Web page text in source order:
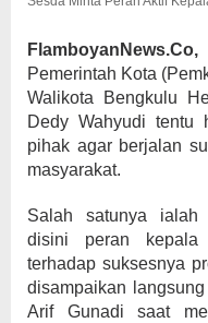
Pemerintah Kota
Walikota Bengkulu
Dedy Wahyudi tentu
pihak agar berjalan
masyarakat.
Salah satunya ialah
disini peran kepala
terhadap suksesnya
disampaikan
Arif Gunadi saat